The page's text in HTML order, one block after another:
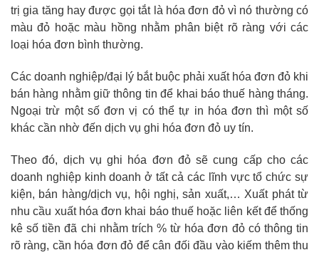
trị gia tăng hay được gọi tắt là hóa đơn đỏ vì nó thường có
màu đỏ hoặc màu hồng nhằm phân biệt rõ ràng với các
loại hóa đơn bình thường.
Các doanh nghiệp/đại lý bắt buộc phải xuất hóa đơn đỏ khi
bán hàng nhằm giữ thông tin để khai báo thuế hàng tháng.
Ngoại trừ một số đơn vị có thể tự in hóa đơn thì một số
khác cần nhờ đến dịch vụ ghi hóa đơn đỏ uy tín.
Theo đó, dịch vụ ghi hóa đơn đỏ sẽ cung cấp cho các
doanh nghiệp kinh doanh ở tất cả các lĩnh vực tổ chức sự
kiện, bán hàng/dịch vụ, hội nghị, sản xuất,… Xuất phát từ
nhu cầu xuất hóa đơn khai báo thuế hoặc liên kết để thống
kê số tiền đã chi nhằm trích % từ hóa đơn đỏ có thông tin
rõ ràng, cần hóa đơn đỏ để cân đối đầu vào kiếm thêm thu